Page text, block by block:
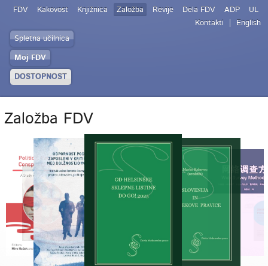
FDV Kakovost Knjižnica Založba Revije Dela FDV ADP
UL
Kontakti
English
Spletna učilnica
Moj FDV
DOSTOPNOST
Založba FDV